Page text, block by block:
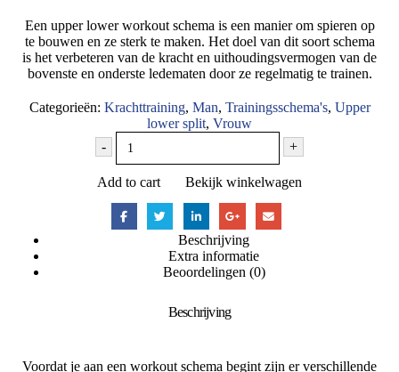
was:
€35.00.
is:
€25.00.
Een upper lower workout schema is een manier om spieren op
te bouwen en ze sterk te maken. Het doel van dit soort schema
is het verbeteren van de kracht en uithoudingsvermogen van de
bovenste en onderste ledematen door ze regelmatig te trainen.
Categorieën: Krachttraining, Man, Trainingsschema's, Upper
lower split, Vrouw
-
+
Add to cart Bekijk winkelwagen
Beschrijving
Extra informatie
Beoordelingen (0)
Beschrijving
Voordat je aan een workout schema begint zijn er verschillende